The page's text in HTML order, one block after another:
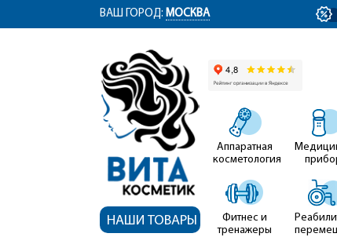
ym(12767704, 'getClientID', function(clientID) {
ВАШ ГОРОД: МОСКВА
НАШИ ТОВАРЫ
Аппаратная
косметология
Фитнес и
тренажеры